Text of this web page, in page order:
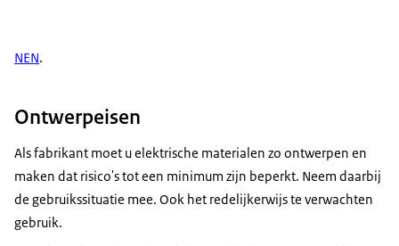
NEN.
Ontwerpeisen
Als fabrikant moet u elektrische materialen zo ontwerpen en
maken dat risico's tot een minimum zijn beperkt. Neem daarbij
de gebruikssituatie mee. Ook het redelijkerwijs te verwachten
gebruik.